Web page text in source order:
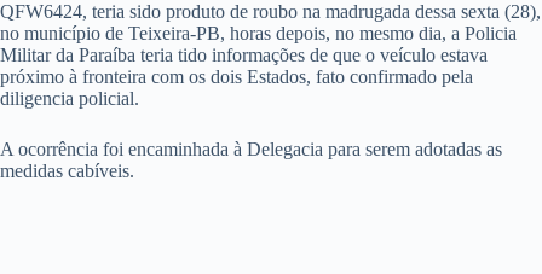
QFW6424, teria sido produto de roubo na madrugada dessa sexta (28),
no município de Teixeira-PB, horas depois, no mesmo dia, a Policia
Militar da Paraíba teria tido informações de que o veículo estava
próximo à fronteira com os dois Estados, fato confirmado pela
diligencia policial.
A ocorrência foi encaminhada à Delegacia para serem adotadas as
medidas cabíveis.